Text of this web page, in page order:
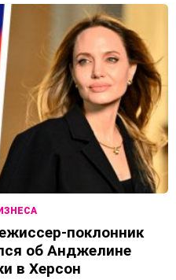
поклонник
об Анджелине
в Херсон